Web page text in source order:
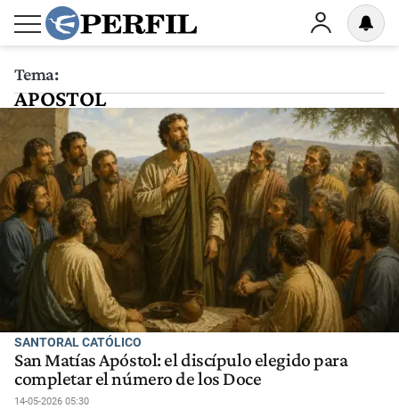
Tema:
APOSTOL
SANTORAL CATÓLICO
San Matías Apóstol: el discípulo elegido para
completar el número de los Doce
14-05-2026 05:30